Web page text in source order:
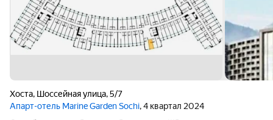
Хоста, Шоссейная улица,5/7
Апарт-отель Marine Garden Sochi, 4 квартал 2024